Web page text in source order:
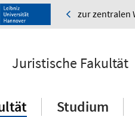
zur zentralen
Juristische Fakultät
Studium